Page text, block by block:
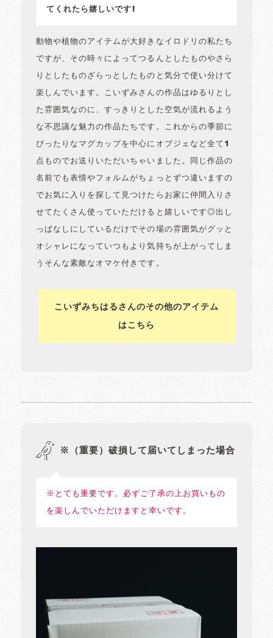
てくれたら嬉しいです!
動物や植物のアイテムが大好きなイロドリの私たち
ですが、その時々によってつるんとしたものやさら
りとしたものざらっとしたものと気分で使い分けて
楽しんでいます。こいずみさんの作品はゆるりとし
た雰囲気なのに、すっきりとした空気が流れるよう
な不思議な魅力の作品たちです。これからの季節に
ぴったりなマグカップを中心にオブジェなど全て1
点ものでお送りいただいちゃいました。同じ作品の
名前でも表情やフォルムがちょっとずつ違いますの
でお気に入りを探して見つけたらお家に仲間入りさ
せてたくさん使っていただけると嬉しいです◎出し
っぱなしにしているだけでその場の雰囲気がグッと
オシャレになっていつもより気持ちが上がってしま
うそんな素敵なオマケ付きです。
こいずみちはるさんのその他のアイテム
はこちら
※（重要）破損して届いてしまった場合
※とても重要です。必ずご了承の上お買いもの
を楽しんでいただけますと幸いです。